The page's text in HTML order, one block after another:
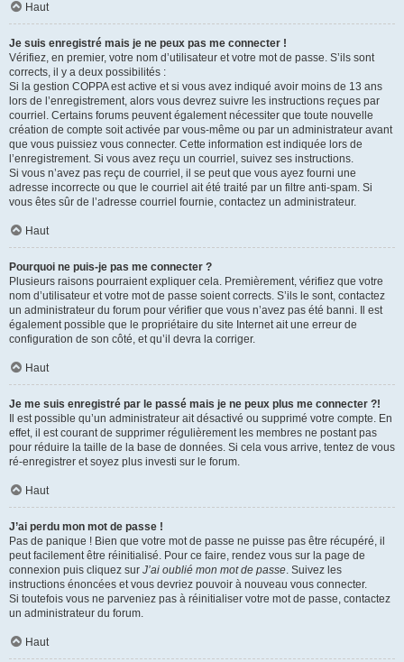
Haut
Je suis enregistré mais je ne peux pas me connecter !
Vérifiez, en premier, votre nom d’utilisateur et votre mot de passe. S’ils sont
corrects, il y a deux possibilités :
Si la gestion COPPA est active et si vous avez indiqué avoir moins de 13 ans
lors de l’enregistrement, alors vous devrez suivre les instructions reçues par
courriel. Certains forums peuvent également nécessiter que toute nouvelle
création de compte soit activée par vous-même ou par un administrateur avant
que vous puissiez vous connecter. Cette information est indiquée lors de
l’enregistrement. Si vous avez reçu un courriel, suivez ses instructions.
Si vous n’avez pas reçu de courriel, il se peut que vous ayez fourni une
adresse incorrecte ou que le courriel ait été traité par un filtre anti-spam. Si
vous êtes sûr de l’adresse courriel fournie, contactez un administrateur.
Haut
Pourquoi ne puis-je pas me connecter ?
Plusieurs raisons pourraient expliquer cela. Premièrement, vérifiez que votre
nom d’utilisateur et votre mot de passe soient corrects. S’ils le sont, contactez
un administrateur du forum pour vérifier que vous n’avez pas été banni. Il est
également possible que le propriétaire du site Internet ait une erreur de
configuration de son côté, et qu’il devra la corriger.
Haut
Je me suis enregistré par le passé mais je ne peux plus me connecter ?!
Il est possible qu’un administrateur ait désactivé ou supprimé votre compte. En
effet, il est courant de supprimer régulièrement les membres ne postant pas
pour réduire la taille de la base de données. Si cela vous arrive, tentez de vous
ré-enregistrer et soyez plus investi sur le forum.
Haut
J’ai perdu mon mot de passe !
Pas de panique ! Bien que votre mot de passe ne puisse pas être récupéré, il
peut facilement être réinitialisé. Pour ce faire, rendez vous sur la page de
connexion puis cliquez sur J’ai oublié mon mot de passe. Suivez les
instructions énoncées et vous devriez pouvoir à nouveau vous connecter.
Si toutefois vous ne parveniez pas à réinitialiser votre mot de passe, contactez
un administrateur du forum.
Haut